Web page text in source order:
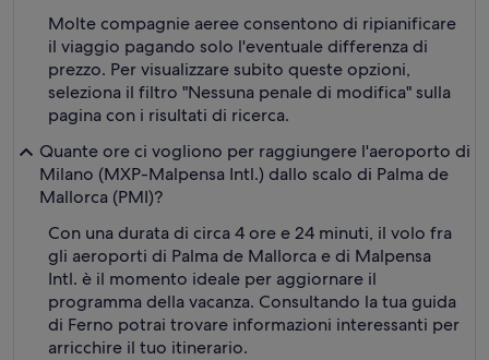
Molte compagnie aeree consentono di ripianificare
il viaggio pagando solo l'eventuale differenza di
prezzo. Per visualizzare subito queste opzioni,
seleziona il filtro "Nessuna penale di modifica" sulla
pagina con i risultati di ricerca.
Quante ore ci vogliono per raggiungere l'aeroporto di
Milano (MXP-Malpensa Intl.) dallo scalo di Palma de
Mallorca (PMI)?
Con una durata di circa 4 ore e 24 minuti, il volo fra
gli aeroporti di Palma de Mallorca e di Malpensa
Intl. è il momento ideale per aggiornare il
programma della vacanza. Consultando la tua guida
di Ferno potrai trovare informazioni interessanti per
arricchire il tuo itinerario.